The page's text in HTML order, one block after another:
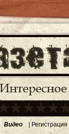
Видео | Регистрация